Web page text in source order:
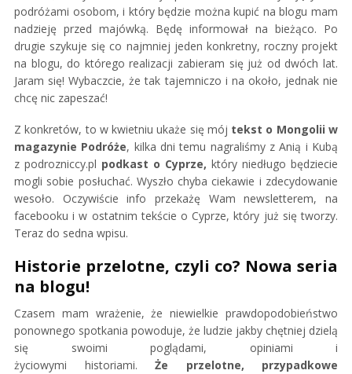
podróżami osobom, i który będzie można kupić na blogu mam
nadzieję przed majówką. Będę informował na bieżąco. Po
drugie szykuje się co najmniej jeden konkretny, roczny projekt
na blogu, do którego realizacji zabieram się już od dwóch lat.
Jaram się! Wybaczcie, że tak tajemniczo i na około, jednak nie
chcę nic zapeszać!
Z konkretów, to w kwietniu ukaże się mój tekst o Mongolii w
magazynie Podróże, kilka dni temu nagraliśmy z Anią i Kubą
z podrozniccy.pl podkast o Cyprze, który niedługo będziecie
mogli sobie posłuchać. Wyszło chyba ciekawie i zdecydowanie
wesoło. Oczywiście info przekażę Wam newsletterem, na
facebooku i w ostatnim tekście o Cyprze, który już się tworzy.
Teraz do sedna wpisu.
Historie przelotne, czyli co? Nowa seria
na blogu!
Czasem mam wrażenie, że niewielkie prawdopodobieństwo
ponownego spotkania powoduje, że ludzie jakby chętniej dzielą
się swoimi poglądami, opiniami i
życiowymi historiami. Że przelotne, przypadkowe